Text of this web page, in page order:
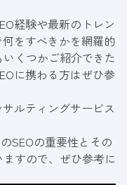
経験や最新のトレン
をすべきかを網羅的
くつかご紹介できた
に携わる方はぜひ参
ルティングサービス
SEOの重要性とその
すので、ぜひ参考に